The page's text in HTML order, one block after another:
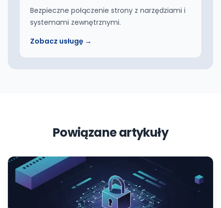
Bezpieczne połączenie strony z narzędziami i
systemami zewnętrznymi.
Zobacz usługę →
Powiązane artykuły